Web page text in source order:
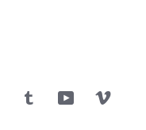
InstagramTumblr YouTube